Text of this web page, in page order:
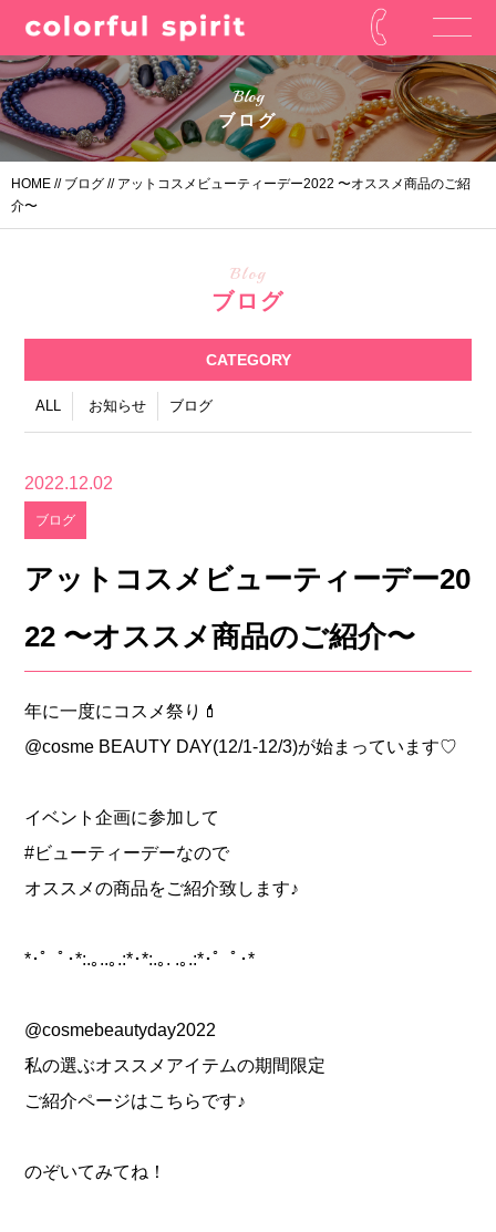
Blog
ブログ
HOME // ブログ // アットコスメビューティーデー2022 〜オススメ商品のご紹
介〜
Blog
ブログ
CATEGORY
ALL お知らせ ブログ
2022.12.02
ブログ
アットコスメビューティーデー20
22 〜オススメ商品のご紹介〜
‎年に一度にコスメ祭り💄
@cosme BEAUTY DAY(12/1-12/3)が始まっています♡
イベント企画に参加して
#ビューティーデーなので
オススメの商品をご紹介致します♪
*･゜ﾟ･*:.｡..｡.:*･*:.｡. .｡.:*･゜ﾟ･*
@cosmebeautyday2022
私の選ぶオススメアイテムの期間限定
ご紹介ページはこちらです♪
のぞいてみてね！